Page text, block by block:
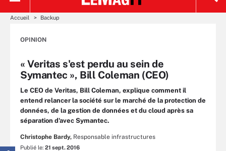
Accueil Backup
OPINION
« Veritas s'est perdu au sein de
Symantec », Bill Coleman (CEO)
Le CEO de Veritas, Bill Coleman, explique comment il
entend relancer la société sur le marché de la protection de
données, de la gestion de données et du cloud après sa
séparation d'avec Symantec.
Christophe Bardy, Responsable infrastructures
Publié le: 21 sept. 2016